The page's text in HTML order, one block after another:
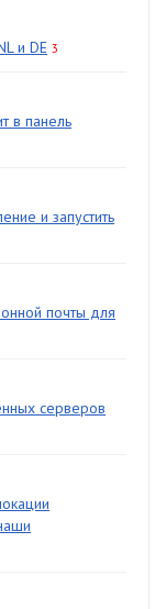
и DE 3
в панель
и запустить
почты для
серверов